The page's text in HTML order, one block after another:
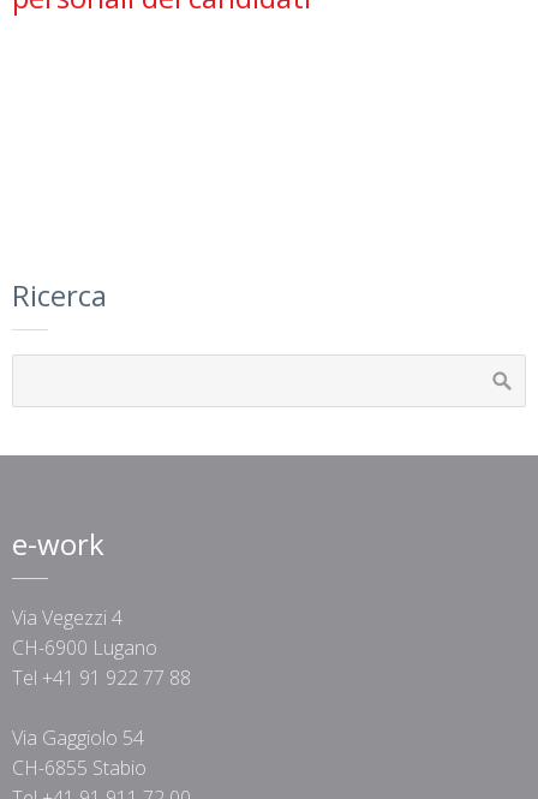
Ricerca
e-work
Via Vegezzi 4
CH-6900 Lugano
Tel +41 91 922 77 88
Via Gaggiolo 54
CH-6855 Stabio